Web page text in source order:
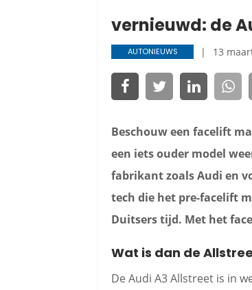
vernieuwd: de
AUTONIEUWS 13
Beschouw een facelift
een iets ouder model
fabrikant zoals Audi en
tech die het pre-facelift
Duitsers tijd. Met het
Wat is dan de
De Audi A3 Allstreet is in